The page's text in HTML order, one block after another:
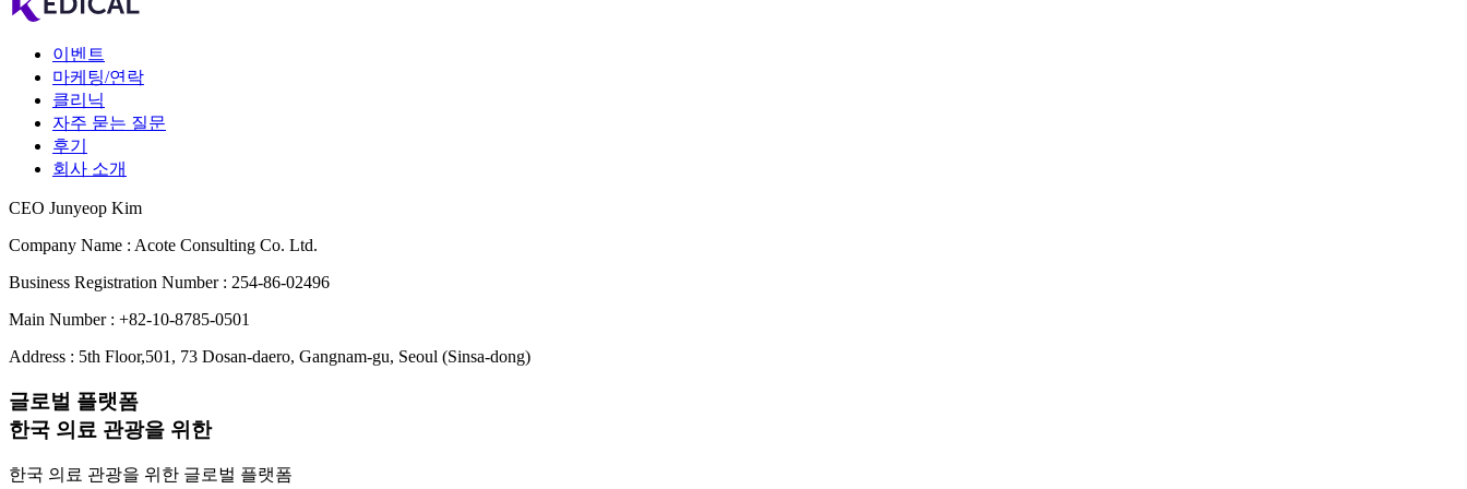
이벤트
마케팅/연락
클리닉
자주 묻는 질문
후기
회사 소개
CEO Junyeop Kim
Company Name : Acote Consulting Co. Ltd.
Business Registration Number : 254-86-02496
Main Number : +82-10-8785-0501
Address : 5th Floor,501, 73 Dosan-daero, Gangnam-gu, Seoul (Sinsa-dong)
글로벌 플랫폼
한국 의료 관광을 위한
한국 의료 관광을 위한 글로벌 플랫폼